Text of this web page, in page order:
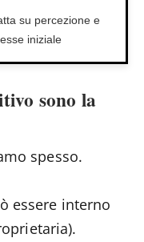
su percezione e
iniziale
sono la
spesso.
essere interno